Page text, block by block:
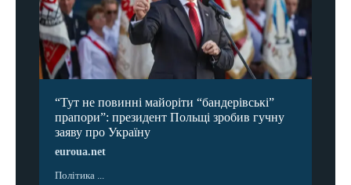
“Тут не повинні майоріти “бандерівські”
прапори”: президент Польщі зробив гучну
заяву про Україну
euroua.net
Політика ...